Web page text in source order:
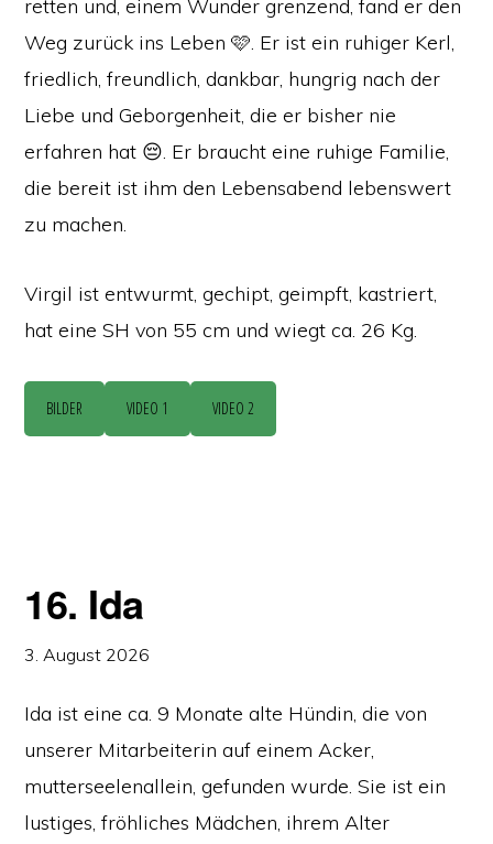
retten und, einem Wunder grenzend, fand er den
Weg zurück ins Leben 🩷. Er ist ein ruhiger Kerl,
friedlich, freundlich, dankbar, hungrig nach der
Liebe und Geborgenheit, die er bisher nie
erfahren hat 😔. Er braucht eine ruhige Familie,
die bereit ist ihm den Lebensabend lebenswert
zu machen.
Virgil ist entwurmt, gechipt, geimpft, kastriert,
hat eine SH von 55 cm und wiegt ca. 26 Kg.
BILDER VIDEO 1 VIDEO 2
16. Ida
3. August 2026
Ida ist eine ca. 9 Monate alte Hündin, die von
unserer Mitarbeiterin auf einem Acker,
mutterseelenallein, gefunden wurde. Sie ist ein
lustiges, fröhliches Mädchen, ihrem Alter